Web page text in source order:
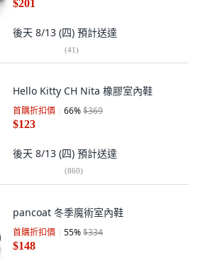
$201
後天 8/13 (四) 預計送達
(41)
Hello Kitty CH Nita 橡膠室內鞋
首購折扣價 66%$369
$123
後天 8/13 (四) 預計送達
(860)
pancoat 冬季魔術室內鞋
首購折扣價 55%$334
$148